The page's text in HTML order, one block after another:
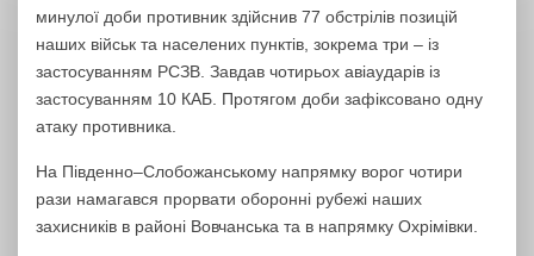
минулої доби противник здійснив 77 обстрілів позицій
наших військ та населених пунктів, зокрема три – із
застосуванням РСЗВ. Завдав чотирьох авіаударів із
застосуванням 10 КАБ. Протягом доби зафіксовано одну
атаку противника.
На Південно–Слобожанському напрямку ворог чотири
рази намагався прорвати оборонні рубежі наших
захисників в районі Вовчанська та в напрямку Охрімівки.